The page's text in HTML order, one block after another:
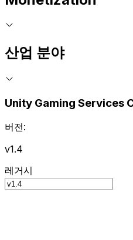
산업 분야
Unity Gaming Services
버전:
v1.4
레거시